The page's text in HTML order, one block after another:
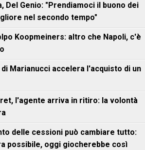
Del Genio: "Prendiamoci il buono dei
nel secondo tempo"
Koopmeiners: altro che Napoli, c'è
Marianucci accelera l'acquisto di un
l'agente arriva in ritiro: la volontà
delle cessioni può cambiare tutto:
possibile, oggi giocherebbe così